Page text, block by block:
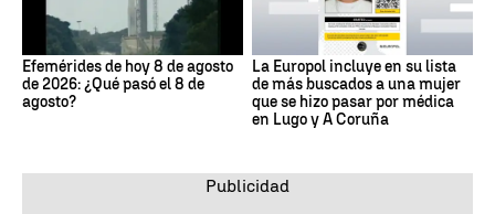
Efemérides de hoy 8 de agosto
de 2026: ¿Qué pasó el 8 de
agosto?
La Europol incluye en su lista
de más buscados a una mujer
que se hizo pasar por médica
en Lugo y A Coruña